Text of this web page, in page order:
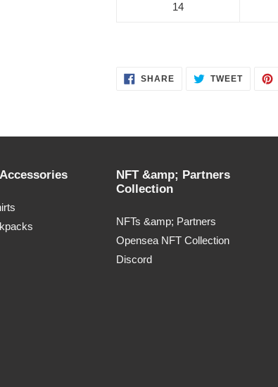
14
SHARESHARE
ON
TWEETTWEET
NFT &amp; Partners
Collection
NFTs &amp; Partners
Opensea NFT Collection
Discord